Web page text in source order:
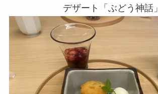
デザート「ぶどう神話」